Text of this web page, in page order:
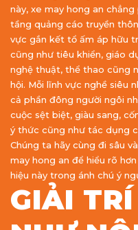
này, xe may hong an
tầng quảng cáo truyền
vực gắn kết tổ ấm áp hữu
cũng như tiêu khiển, giáo
nghệ thuật, thể thao cũng
hội. Mỗi lĩnh vực nghề siêu
cả phần đông người ngôi
cuộc sệt biệt, giàu sang,
ý thức cũng như tác dụng
Chúng ta hãy cùng đi sâu
may hong an để hiểu rõ
hiệu này trong ánh chú ý
GIẢI